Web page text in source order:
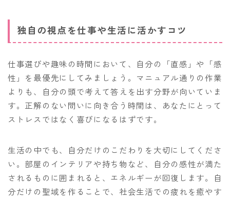
独自の視点を仕事や生活に活かすコツ
仕事選びや趣味の時間において、自分の「直感」や「感
性」を最優先にしてみましょう。マニュアル通りの作業
よりも、自分の頭で考えて答えを出す分野が向いていま
す。正解のない問いに向き合う時間は、あなたにとって
ストレスではなく喜びになるはずです。
生活の中でも、自分だけのこだわりを大切にしてくださ
い。部屋のインテリアや持ち物など、自分の感性が満た
されるものに囲まれると、エネルギーが回復します。自
分だけの聖域を作ることで、社会生活での疲れを癒やす